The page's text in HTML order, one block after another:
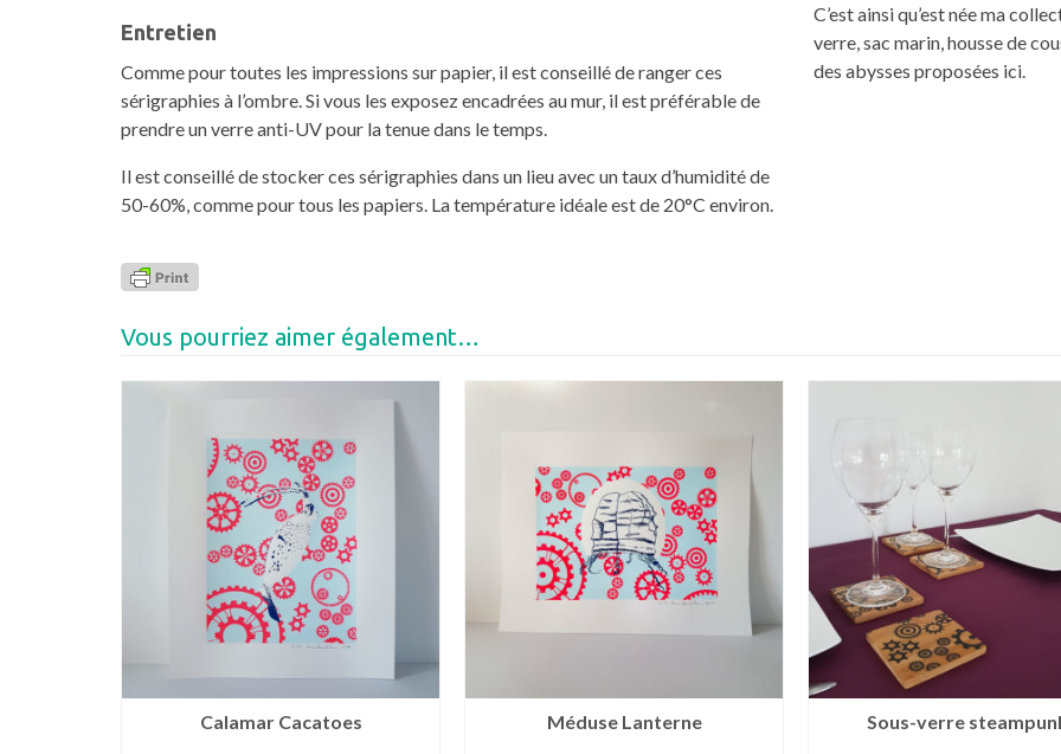
Entretien
Comme pour toutes les impressions sur papier, il est conseillé de ranger ces
sérigraphies à l’ombre. Si vous les exposez encadrées au mur, il est préférable de
prendre un verre anti-UV pour la tenue dans le temps.
Il est conseillé de stocker ces sérigraphies dans un lieu avec un taux d’humidité de
50-60%, comme pour tous les papiers. La température idéale est de 20°C environ.
C’est ainsi qu’est née ma
verre, sac marin, housse de
des abysses proposées ici.
Vous pourriez aimer également…
Calamar Cacatoes Méduse Lanterne Sous-verre